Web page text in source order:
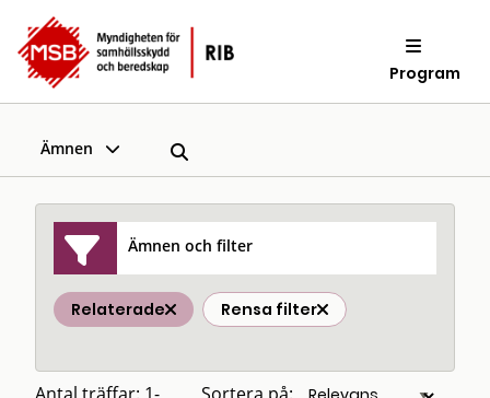
Program
Ämnen
Ämnen och filter
Relaterade Rensa filter